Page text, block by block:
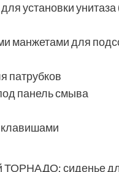
установки
манжетами для
патрубков
панель смыва
клавишами
ТОРНАДО; сиденье